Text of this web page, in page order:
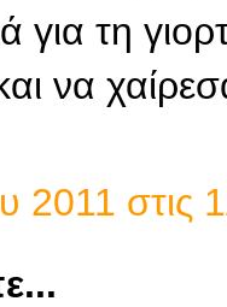
για τη
να
2011 στις